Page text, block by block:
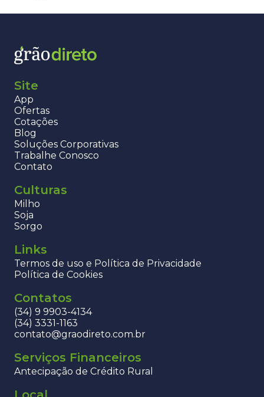
Site
App
Ofertas
Cotações
Blog
Soluções Corporativas
Trabalhe Conosco
Contato
Culturas
Milho
Soja
Sorgo
Links
Termos de uso e Política de Privacidade
Política de Cookies
Contatos
(34) 9 9903-4134
(34) 3331-1163
contato@graodireto.com.br
Serviços Financeiros
Antecipação de Crédito Rural